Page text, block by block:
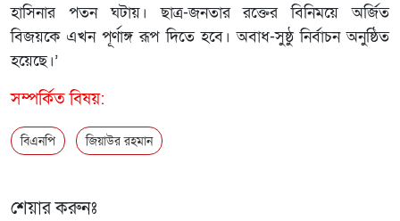
হাসিনার পতন ঘটায়। ছাত্র-জনতার রক্তের বিনিময়ে অর্জিত
বিজয়কে এখন পূর্ণাঙ্গ রূপ দিতে হবে। অবাধ-সুষ্ঠু নির্বাচন অনুষ্ঠিত
হয়েছে।’
সম্পর্কিত বিষয়:
বিএনপি জিয়াউর রহমান
শেয়ার করুনঃ